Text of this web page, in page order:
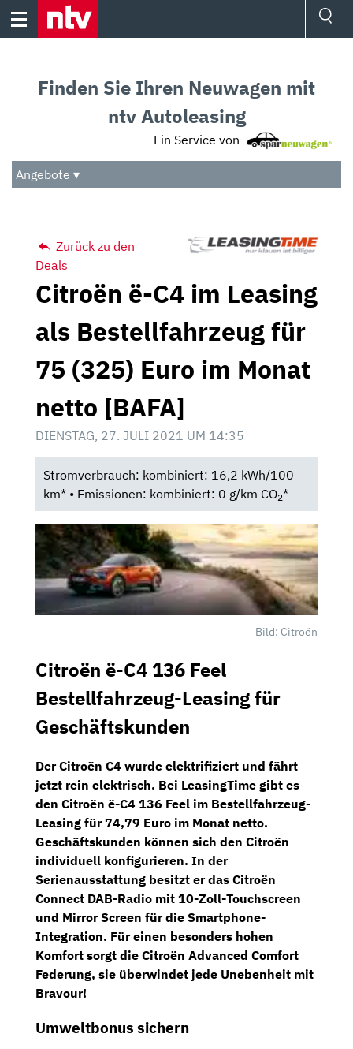
Skip
Audio
Das Beste
Finden Sie Ihren Neuwagen mit
ntv Autoleasing
Ein Service von
Angebote ▾
Zurück zu den
Deals
Citroën ë-C4 im Leasing
als Bestellfahrzeug für
75 (325) Euro im Monat
netto [BAFA]
DIENSTAG, 27. JULI 2021 UM 14:35
Stromverbrauch: kombiniert: 16,2 kWh/100
km* • Emissionen: kombiniert: 0 g/km CO2*
Bild: Citroën
Citroën ë-C4 136 Feel
Bestellfahrzeug-Leasing für
Geschäftskunden
Der Citroën C4 wurde elektrifiziert und fährt
jetzt rein elektrisch. Bei LeasingTime gibt es
den Citroën ë-C4 136 Feel im Bestellfahrzeug-
Leasing für74,79 Euro im Monat netto.
Geschäftskunden können sich den Citroën
individuell konfigurieren. In der
Serienausstattung besitzt er das Citroën
Connect DAB-Radio mit 10-Zoll-Touchscreen
und Mirror Screen für die Smartphone-
Integration. Für einen besonders hohen
Komfort sorgt die Citroën Advanced Comfort
Federung, sie überwindet jede Unebenheit mit
Bravour!
Umweltbonus sichern